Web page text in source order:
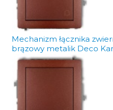
Mechanizm łącznika
brązowy metalik Deco